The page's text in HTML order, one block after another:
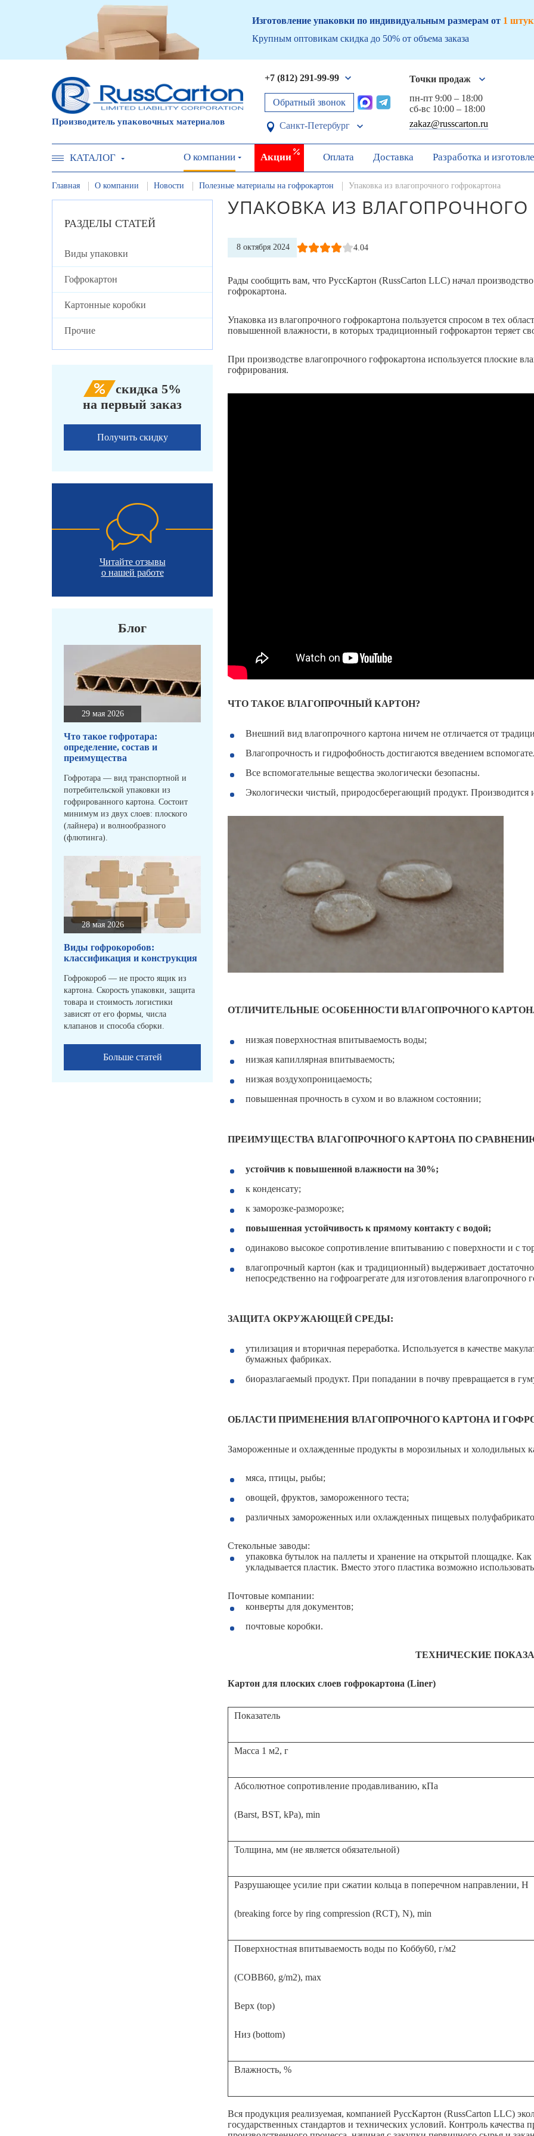
Изготовление упаковки по индивидуальным размерам от 1
Крупным оптовикам скидка до 50% от объема заказа
Производитель упаковочных материалов
+7 (812) 291-99-99
Обратный звонок
Санкт-Петербург
Точки продаж
пн-пт 9:00 – 18:00
сб-вс 10:00 – 18:00
zakaz@russcarton.ru
КАТАЛОГ О компании Акции Оплата Доставка Разработка и
Главная О компании Новости Полезные материалы на гофрокартон Упаковка из влагопрочного гофрокартона
РАЗДЕЛЫ СТАТЕЙ
Виды упаковки
Гофрокартон
Картонные коробки
Прочие
скидка 5%
на первый заказ
Получить скидку
Читайте отзывы
о нашей работе
Блог
29 мая 2026
Что такое гофротара:
определение, состав и
преимущества
Гофротара — вид транспортной и
потребительской упаковки из
гофрированного картона. Состоит
минимум из двух слоев: плоского
(лайнера) и волнообразного
(флютинга).
28 мая 2026
Виды гофрокоробов:
классификация и конструкция
Гофрокороб — не просто ящик из
картона. Скорость упаковки, защита
товара и стоимость логистики
зависят от его формы, числа
клапанов и способа сборки.
Больше статей
УПАКОВКА ИЗ
8 октября 2024 4.04
Рады сообщить вам, что РуссКартон (RussCarton LLC) начал
гофрокартона.
Упаковка из влагопрочного гофрокартона пользуется спросом в тех
повышенной влажности, в которых традиционный гофрокартон теряет
При производстве влагопрочного гофрокартона используется плоские
гофрирования.
ЧТО ТАКОЕ ВЛАГОПРОЧНЫЙ КАРТОН?
Внешний вид влагопрочного картона ничем не отличается от
Влагопрочность и гидрофобность достигаются введением
Все вспомогательные вещества экологически безопасны.
Экологически чистый, природосберегающий продукт. Производится
ОТЛИЧИТЕЛЬНЫЕ ОСОБЕННОСТИ ВЛАГОПРОЧНОГО
низкая поверхностная впитываемость воды;
низкая капиллярная впитываемость;
низкая воздухопроницаемость;
повышенная прочность в сухом и во влажном состоянии;
ПРЕИМУЩЕСТВА ВЛАГОПРОЧНОГО КАРТОНА ПО
устойчив к повышенной влажности на 30%;
к конденсату;
к заморозке-разморозке;
повышенная устойчивость к прямому контакту с водой;
одинаково высокое сопротивление впитыванию с поверхности и с
влагопрочный картон (как и традиционный) выдерживает
непосредственно на гофроагрегате для изготовления
ЗАЩИТА ОКРУЖАЮЩЕЙ СРЕДЫ:
утилизация и вторичная переработка. Используется в качестве
бумажных фабриках.
биоразлагаемый продукт. При попадании в почву превращается в
ОБЛАСТИ ПРИМЕНЕНИЯ ВЛАГОПРОЧНОГО КАРТОНА И
Замороженные и охлажденные продукты в морозильных и холодильных
мяса, птицы, рыбы;
овощей, фруктов, замороженного теста;
различных замороженных или охлажденных пищевых
Стекольные заводы:
упаковка бутылок на паллеты и хранение на открытой площадке.
укладывается пластик. Вместо этого пластика возможно
Почтовые компании:
конверты для документов;
почтовые коробки.
ТЕХНИЧЕСКИЕ
Картон для плоских слоев гофрокартона (Liner)
Показатель
Масса 1 м2, г
Абсолютное сопротивление продавливанию, кПа
(Barst, BST, kPa), min
Толщина, мм (не является обязательной)
Разрушающее усилие при сжатии кольца в поперечном направлении, Н
(breaking force by ring compression (RCT), N), min
Поверхностная впитываемость воды по Коббу60, г/м2
(COBB60, g/m2), max
Верх (top)
Низ (bottom)
Влажность, %
Вся продукция реализуемая, компанией РуссКартон (RussCarton LLC)
государственных стандартов и технических условий. Контроль качества